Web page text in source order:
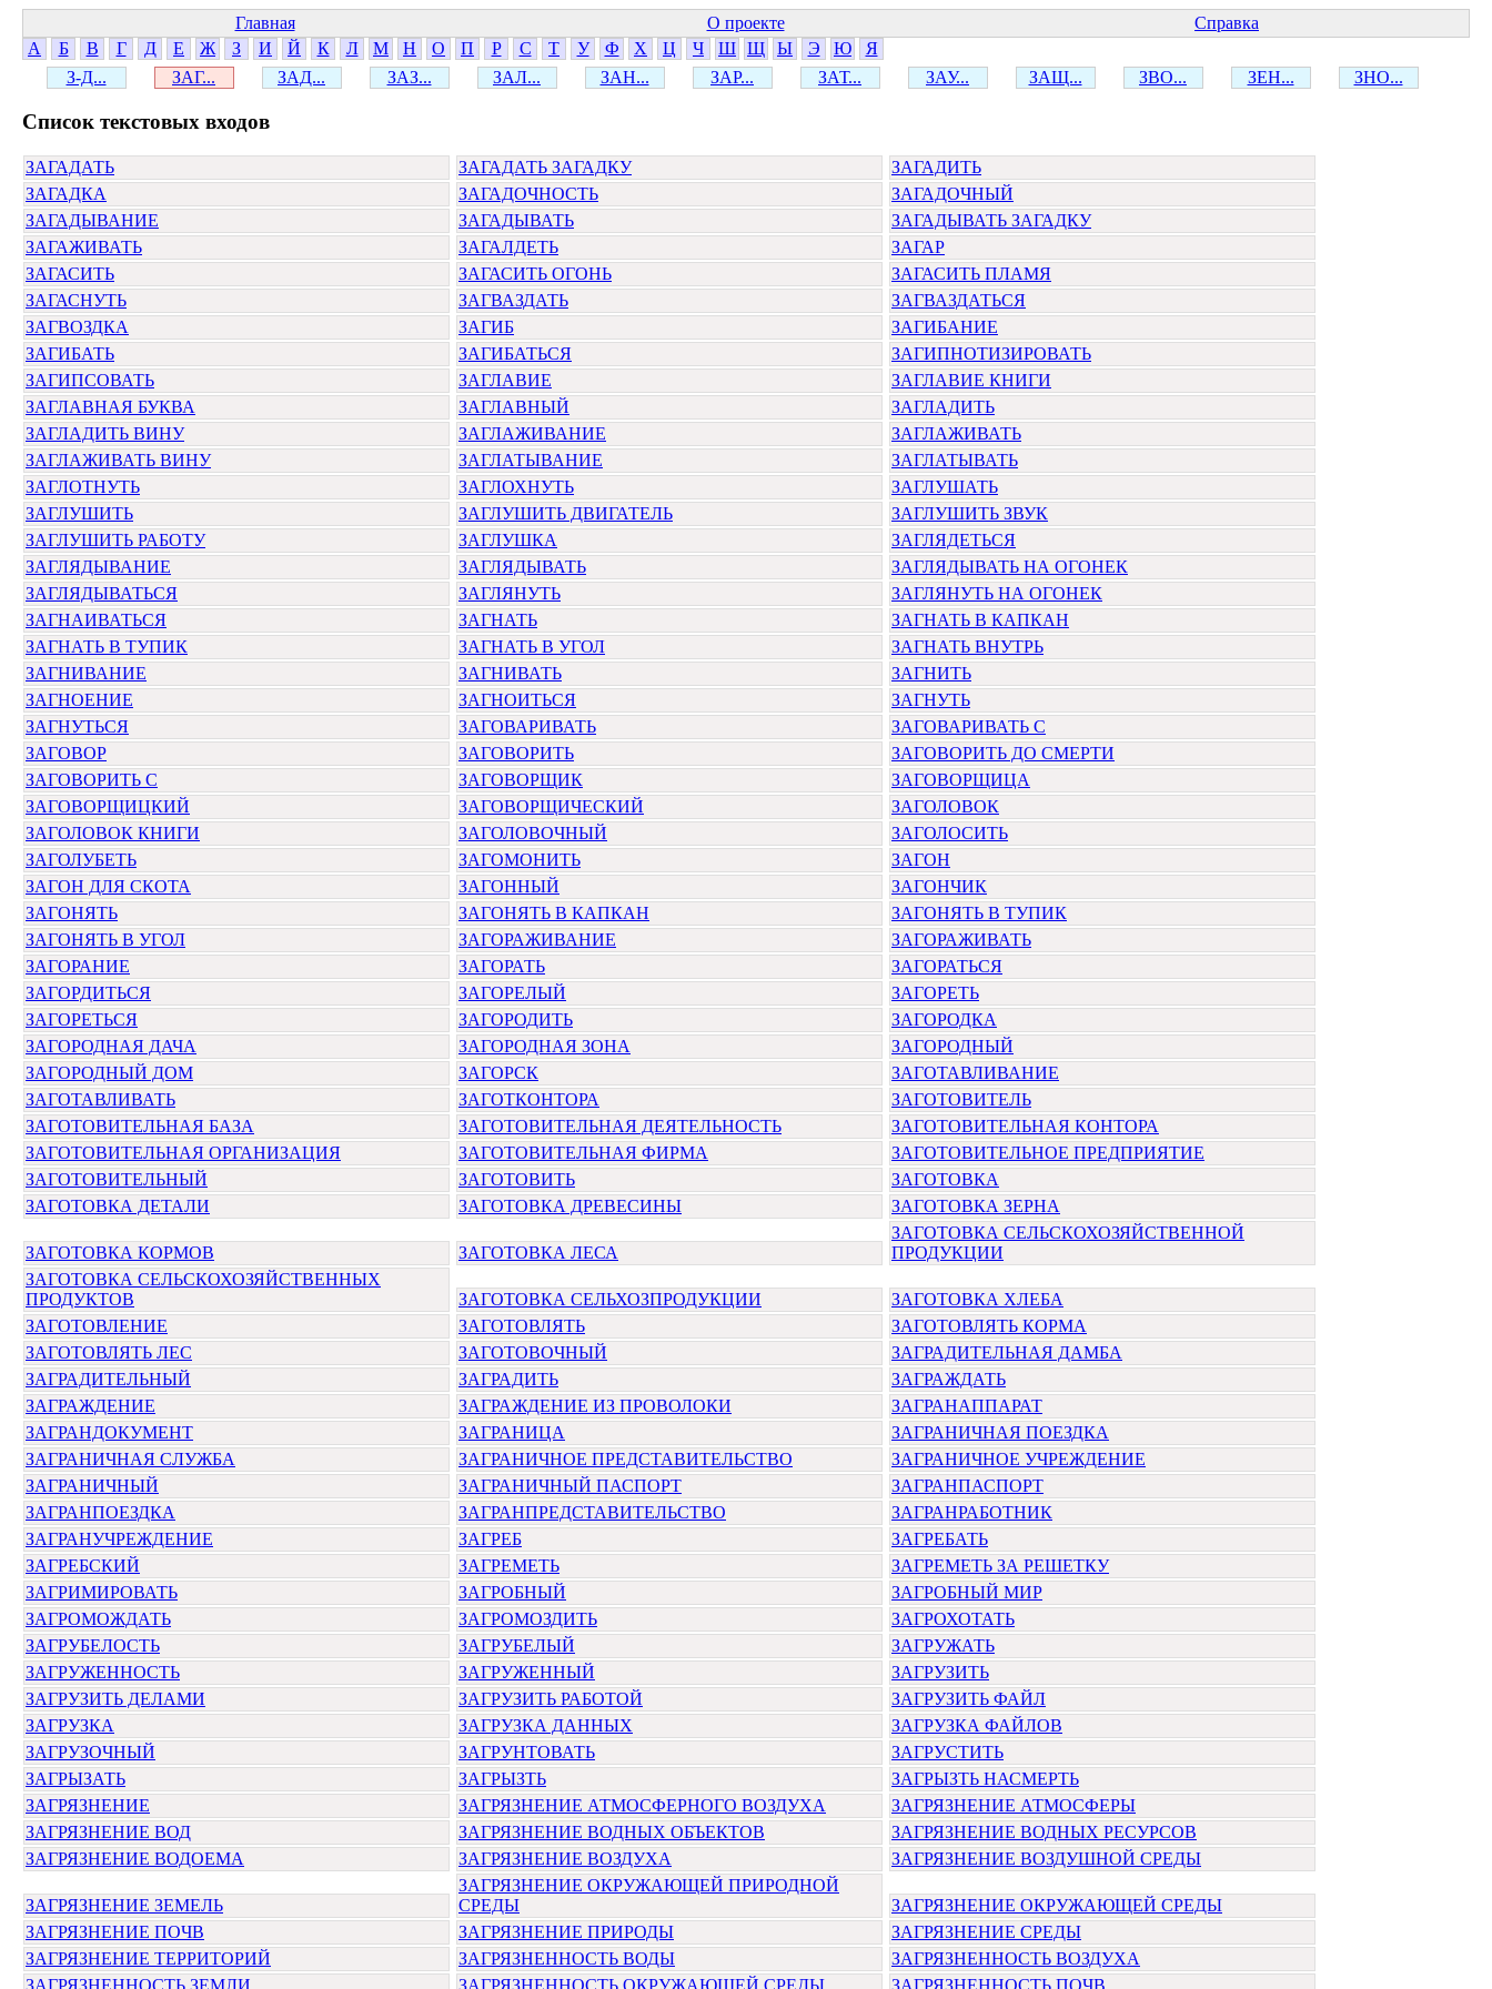
Главная О проекте
Справка
А
Б В Г Д Е Ж З И Й К Л М Н О П Р С Т У Ф Х Ц Ч Ш Щ Ы Э Ю
Я
З-Д...
ЗАГ... ЗАД... ЗАЗ... ЗАЛ... ЗАН... ЗАР... ЗАТ... ЗАУ... ЗАЩ... ЗВО... ЗЕН... ЗНО...
Cписок текстовых входов
ЗАГАДАТЬ ЗАГАДАТЬ ЗАГАДКУ
ЗАГАДИТЬ
ЗАГАДКА
ЗАГАДОЧНОСТЬ
ЗАГАДОЧНЫЙ
ЗАГАДЫВАНИЕ
ЗАГАДЫВАТЬ
ЗАГАДЫВАТЬ ЗАГАДКУ
ЗАГАЖИВАТЬ
ЗАГАЛДЕТЬ
ЗАГАР
ЗАГАСИТЬ
ЗАГАСИТЬ ОГОНЬ
ЗАГАСИТЬ ПЛАМЯ
ЗАГАСНУТЬ
ЗАГВАЗДАТЬ
ЗАГВАЗДАТЬСЯ
ЗАГВОЗДКА
ЗАГИБ
ЗАГИБАНИЕ
ЗАГИБАТЬ
ЗАГИБАТЬСЯ
ЗАГИПНОТИЗИРОВАТЬ
ЗАГИПСОВАТЬ
ЗАГЛАВИЕ
ЗАГЛАВИЕ КНИГИ
ЗАГЛАВНАЯ БУКВА
ЗАГЛАВНЫЙ
ЗАГЛАДИТЬ
ЗАГЛАДИТЬ ВИНУ
ЗАГЛАЖИВАНИЕ
ЗАГЛАЖИВАТЬ
ЗАГЛАЖИВАТЬ ВИНУ
ЗАГЛАТЫВАНИЕ
ЗАГЛАТЫВАТЬ
ЗАГЛОТНУТЬ
ЗАГЛОХНУТЬ
ЗАГЛУШАТЬ
ЗАГЛУШИТЬ
ЗАГЛУШИТЬ ДВИГАТЕЛЬ
ЗАГЛУШИТЬ ЗВУК
ЗАГЛУШИТЬ РАБОТУ
ЗАГЛУШКА
ЗАГЛЯДЕТЬСЯ
ЗАГЛЯДЫВАНИЕ
ЗАГЛЯДЫВАТЬ
ЗАГЛЯДЫВАТЬ НА ОГОНЕК
ЗАГЛЯДЫВАТЬСЯ
ЗАГЛЯНУТЬ
ЗАГЛЯНУТЬ НА ОГОНЕК
ЗАГНАИВАТЬСЯ
ЗАГНАТЬ
ЗАГНАТЬ В КАПКАН
ЗАГНАТЬ В ТУПИК
ЗАГНАТЬ В УГОЛ
ЗАГНАТЬ ВНУТРЬ
ЗАГНИВАНИЕ
ЗАГНИВАТЬ
ЗАГНИТЬ
ЗАГНОЕНИЕ
ЗАГНОИТЬСЯ
ЗАГНУТЬ
ЗАГНУТЬСЯ
ЗАГОВАРИВАТЬ
ЗАГОВАРИВАТЬ С
ЗАГОВОР
ЗАГОВОРИТЬ
ЗАГОВОРИТЬ ДО СМЕРТИ
ЗАГОВОРИТЬ С
ЗАГОВОРЩИК
ЗАГОВОРЩИЦА
ЗАГОВОРЩИЦКИЙ
ЗАГОВОРЩИЧЕСКИЙ
ЗАГОЛОВОК
ЗАГОЛОВОК КНИГИ
ЗАГОЛОВОЧНЫЙ
ЗАГОЛОСИТЬ
ЗАГОЛУБЕТЬ
ЗАГОМОНИТЬ
ЗАГОН
ЗАГОН ДЛЯ СКОТА
ЗАГОННЫЙ
ЗАГОНЧИК
ЗАГОНЯТЬ
ЗАГОНЯТЬ В КАПКАН
ЗАГОНЯТЬ В ТУПИК
ЗАГОНЯТЬ В УГОЛ
ЗАГОРАЖИВАНИЕ
ЗАГОРАЖИВАТЬ
ЗАГОРАНИЕ
ЗАГОРАТЬ
ЗАГОРАТЬСЯ
ЗАГОРДИТЬСЯ
ЗАГОРЕЛЫЙ
ЗАГОРЕТЬ
ЗАГОРЕТЬСЯ
ЗАГОРОДИТЬ
ЗАГОРОДКА
ЗАГОРОДНАЯ ДАЧА
ЗАГОРОДНАЯ ЗОНА
ЗАГОРОДНЫЙ
ЗАГОРОДНЫЙ ДОМ
ЗАГОРСК
ЗАГОТАВЛИВАНИЕ
ЗАГОТАВЛИВАТЬ
ЗАГОТКОНТОРА
ЗАГОТОВИТЕЛЬ
ЗАГОТОВИТЕЛЬНАЯ БАЗА
ЗАГОТОВИТЕЛЬНАЯ ДЕЯТЕЛЬНОСТЬ
ЗАГОТОВИТЕЛЬНАЯ КОНТОРА
ЗАГОТОВИТЕЛЬНАЯ ОРГАНИЗАЦИЯ
ЗАГОТОВИТЕЛЬНАЯ ФИРМА
ЗАГОТОВИТЕЛЬНОЕ ПРЕДПРИЯТИЕ
ЗАГОТОВИТЕЛЬНЫЙ
ЗАГОТОВИТЬ
ЗАГОТОВКА
ЗАГОТОВКА ДЕТАЛИ
ЗАГОТОВКА ДРЕВЕСИНЫ ЗАГОТОВКА ЗЕРНА
ЗАГОТОВКА КОРМОВ ЗАГОТОВКА ЛЕСА
ЗАГОТОВКА СЕЛЬСКОХОЗЯЙСТВЕННОЙ
ПРОДУКЦИИ
ЗАГОТОВКА СЕЛЬСКОХОЗЯЙСТВЕННЫХ
ПРОДУКТОВ
ЗАГОТОВКА СЕЛЬХОЗПРОДУКЦИИ
ЗАГОТОВКА ХЛЕБА
ЗАГОТОВЛЕНИЕ
ЗАГОТОВЛЯТЬ
ЗАГОТОВЛЯТЬ КОРМА
ЗАГОТОВЛЯТЬ ЛЕС
ЗАГОТОВОЧНЫЙ
ЗАГРАДИТЕЛЬНАЯ ДАМБА
ЗАГРАДИТЕЛЬНЫЙ
ЗАГРАДИТЬ
ЗАГРАЖДАТЬ
ЗАГРАЖДЕНИЕ
ЗАГРАЖДЕНИЕ ИЗ ПРОВОЛОКИ
ЗАГРАНАППАРАТ
ЗАГРАНДОКУМЕНТ
ЗАГРАНИЦА
ЗАГРАНИЧНАЯ ПОЕЗДКА
ЗАГРАНИЧНАЯ СЛУЖБА
ЗАГРАНИЧНОЕ ПРЕДСТАВИТЕЛЬСТВО
ЗАГРАНИЧНОЕ УЧРЕЖДЕНИЕ
ЗАГРАНИЧНЫЙ
ЗАГРАНИЧНЫЙ ПАСПОРТ
ЗАГРАНПАСПОРТ
ЗАГРАНПОЕЗДКА
ЗАГРАНПРЕДСТАВИТЕЛЬСТВО
ЗАГРАНРАБОТНИК
ЗАГРАНУЧРЕЖДЕНИЕ
ЗАГРЕБ
ЗАГРЕБАТЬ
ЗАГРЕБСКИЙ
ЗАГРЕМЕТЬ
ЗАГРЕМЕТЬ ЗА РЕШЕТКУ
ЗАГРИМИРОВАТЬ
ЗАГРОБНЫЙ
ЗАГРОБНЫЙ МИР
ЗАГРОМОЖДАТЬ
ЗАГРОМОЗДИТЬ
ЗАГРОХОТАТЬ
ЗАГРУБЕЛОСТЬ
ЗАГРУБЕЛЫЙ
ЗАГРУЖАТЬ
ЗАГРУЖЕННОСТЬ
ЗАГРУЖЕННЫЙ
ЗАГРУЗИТЬ
ЗАГРУЗИТЬ ДЕЛАМИ
ЗАГРУЗИТЬ РАБОТОЙ
ЗАГРУЗИТЬ ФАЙЛ
ЗАГРУЗКА
ЗАГРУЗКА ДАННЫХ
ЗАГРУЗКА ФАЙЛОВ
ЗАГРУЗОЧНЫЙ
ЗАГРУНТОВАТЬ
ЗАГРУСТИТЬ
ЗАГРЫЗАТЬ
ЗАГРЫЗТЬ
ЗАГРЫЗТЬ НАСМЕРТЬ
ЗАГРЯЗНЕНИЕ
ЗАГРЯЗНЕНИЕ АТМОСФЕРНОГО ВОЗДУХА
ЗАГРЯЗНЕНИЕ АТМОСФЕРЫ
ЗАГРЯЗНЕНИЕ ВОД
ЗАГРЯЗНЕНИЕ ВОДНЫХ ОБЪЕКТОВ
ЗАГРЯЗНЕНИЕ ВОДНЫХ РЕСУРСОВ
ЗАГРЯЗНЕНИЕ ВОДОЕМА
ЗАГРЯЗНЕНИЕ ВОЗДУХА ЗАГРЯЗНЕНИЕ ВОЗДУШНОЙ СРЕДЫ
ЗАГРЯЗНЕНИЕ ЗЕМЕЛЬ
ЗАГРЯЗНЕНИЕ ОКРУЖАЮЩЕЙ ПРИРОДНОЙ
СРЕДЫ
ЗАГРЯЗНЕНИЕ ОКРУЖАЮЩЕЙ СРЕДЫ
ЗАГРЯЗНЕНИЕ ПОЧВ
ЗАГРЯЗНЕНИЕ ПРИРОДЫ
ЗАГРЯЗНЕНИЕ СРЕДЫ
ЗАГРЯЗНЕНИЕ ТЕРРИТОРИЙ
ЗАГРЯЗНЕННОСТЬ ВОДЫ
ЗАГРЯЗНЕННОСТЬ ВОЗДУХА